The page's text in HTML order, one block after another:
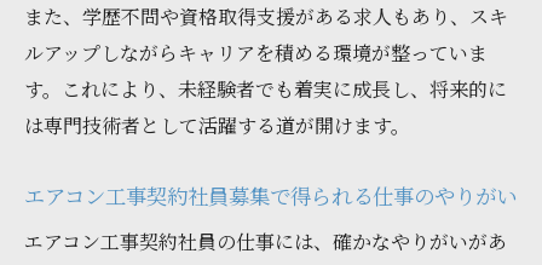
の信頼感
地域とともに歩むエアコン工事契約社員募
りがい
エアコン工事契約社員募集で築く地域の絆
また、学歴不問や資格取得支援がある求人もあり、スキ
ルアップしながらキャリアを積める環境が整っていま
す。これにより、未経験者でも着実に成長し、将来的に
は専門技術者として活躍する道が開けます。
エアコン工事契約社員募集で得られる仕事のやりがい
エアコン工事契約社員の仕事には、確かなやりがいがあ